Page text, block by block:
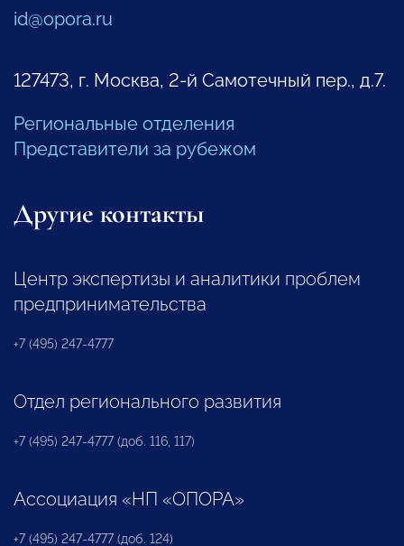
id@opora.ru
127473, г. Москва, 2-й Самотечный пер., д.7.
Региональные отделения
Представители за рубежом
Другие контакты
Центр экспертизы и аналитики проблем
предпринимательства
+7 (495) 247-4777
Отдел регионального развития
+7 (495) 247-4777 (доб. 116, 117)
Ассоциация «НП «ОПОРА»
+7 (495) 247-4777 (доб. 124)